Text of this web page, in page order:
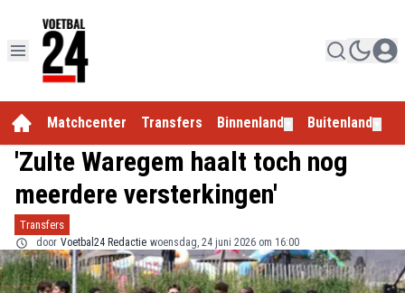
Matchcenter Transfers Binnenland Buitenland
'Zulte Waregem haalt toch nog
meerdere versterkingen'
Transfers
door Voetbal24 Redactie woensdag, 24 juni 2026 om 16:00